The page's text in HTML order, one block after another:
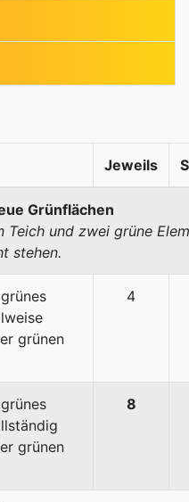
Jeweils
Grünflächen
Teich und zwei grüne
stehen.
grünen
4
grünen
8